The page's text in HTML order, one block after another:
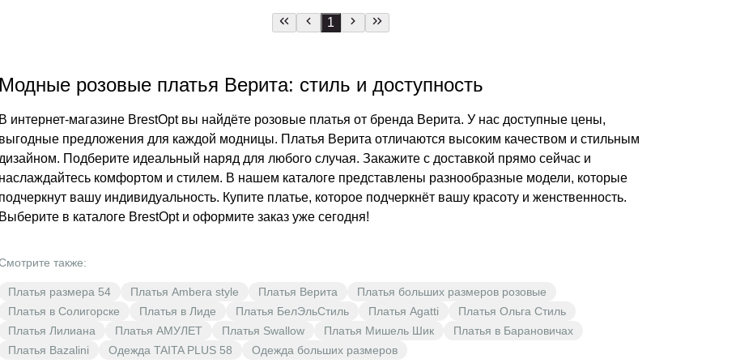
1
Модные розовые платья Верита: стиль и доступность
В интернет-магазине BrestOpt вы найдёте розовые платья от бренда Верита. У нас доступные цены,
выгодные предложения для каждой модницы. Платья Верита отличаются высоким качеством и стильным
дизайном. Подберите идеальный наряд для любого случая. Закажите с доставкой прямо сейчас и
наслаждайтесь комфортом и стилем. В нашем каталоге представлены разнообразные модели, которые
подчеркнут вашу индивидуальность. Купите платье, которое подчеркнёт вашу красоту и женственность.
Выберите в каталоге BrestOpt и оформите заказ уже сегодня!
также:
Платья размера 54 Платья Ambera style Платья Верита
Платья больших размеров розовые
Платья в Солигорске
Платья в Лиде Платья БелЭльСтиль Платья Agatti
Платья Ольга Стиль
Платья Лилиана
Платья АМУЛЕТ Платья Swallow Платья Мишель Шик
Платья в Барановичах
Платья Bazalini
Одежда TAITA PLUS 58 Одежда больших размеров